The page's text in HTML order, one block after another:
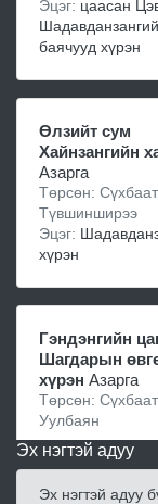
Эцэг: цаасан
баячууд хүрэн
Өлзийт сум
Хайнзангийн
Азарга
Төрсөн:
Түвшинширээ
Эцэг:
хүрэн
Гэндэнгийн
Шагдарын
хүрэн Азарга
Төрсөн:
Уулбаян
Эх нэгтэй адуу
Эх нэгтэй адуу